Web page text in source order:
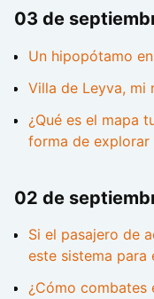
03 de
Un hipopótamo
Villa de Leyva, mi
¿Qué es el mapa
forma de
02 de
Si el pasajero de
este sistema para
¿Cómo combates